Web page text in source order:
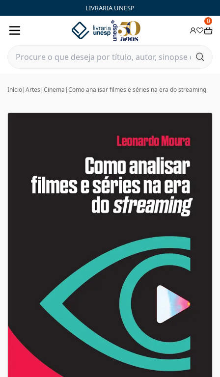
LIVRARIA UNESP
0
Início|Artes |Cinema |Como analisar filmes e séries na era do streaming